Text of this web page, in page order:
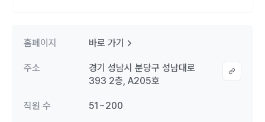
홈페이지 바로 가기
주소
경기 성남시 분당구 성남대로
393 2층, A205호
직원 수 51~200